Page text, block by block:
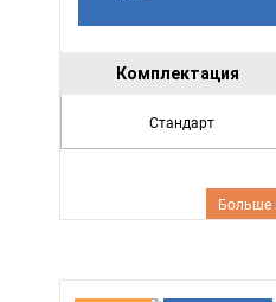
Комплектация
Стандарт
Больше